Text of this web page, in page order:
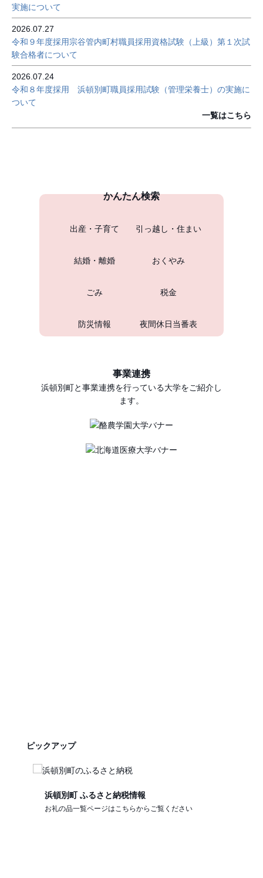
実施について
2026.07.27
令和９年度採用宗谷管内町村職員採用資格試験（上級）第１次試
験合格者について
2026.07.24
令和８年度採用 浜頓別町職員採用試験（管理栄養士）の実施に
ついて
一覧はこちら
かんたん検索
出産・子育て 引っ越し・住まい
結婚・離婚 おくやみ
ごみ 税金
防災情報 夜間休日当番表
事業連携
浜頓別町と事業連携を行っている大学をご紹介し
ます。
ピックアップ
浜頓別町 ふるさと納税情報
お礼の品一覧ページはこちらからご覧ください